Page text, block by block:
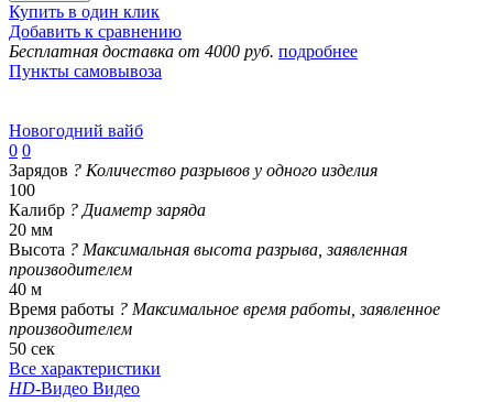
Купить в один клик
Добавить к сравнению
Бесплатная доставка от 4000 руб. подробнее
Пункты самовывоза
Новогодний вайб
0 0
Зарядов ? Количество разрывов у одного изделия
100
Калибр ? Диаметр заряда
20 мм
Высота ? Максимальная высота разрыва, заявленная
производителем
40 м
Время работы ? Максимальное время работы, заявленное
производителем
50 сек
Все характеристики
HD-Видео Видео